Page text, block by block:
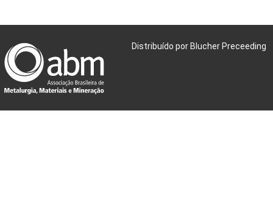
Distribuído por Blucher Preceeding